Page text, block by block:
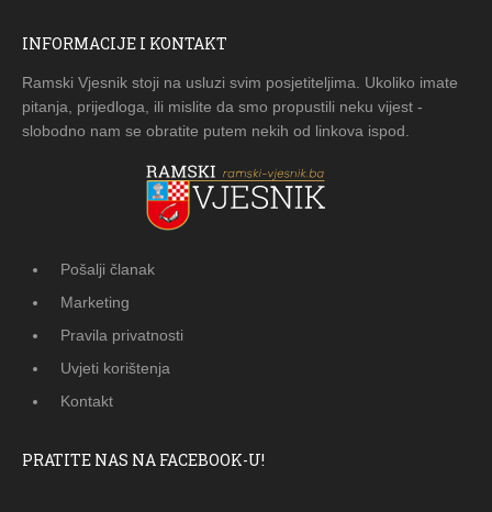
INFORMACIJE I KONTAKT
Ramski Vjesnik stoji na usluzi svim posjetiteljima. Ukoliko imate
pitanja, prijedloga, ili mislite da smo propustili neku vijest -
slobodno nam se obratite putem nekih od linkova ispod.
Pošalji članak
Marketing
Pravila privatnosti
Uvjeti korištenja
Kontakt
PRATITE NAS NA FACEBOOK-U!